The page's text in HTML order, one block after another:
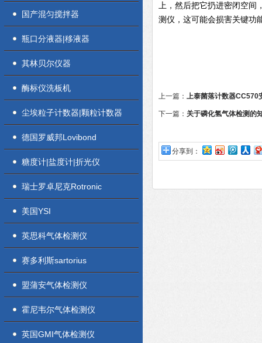
国产混匀搅拌器
瓶口分液器|移液器
其林贝尔仪器
酶标仪洗板机
尘埃粒子计数器|颗粒计数器
德国罗威邦Lovibond
糖度计|盐度计|折光仪
瑞士罗卓尼克Rotronic
美国YSI
英思科气体检测仪
赛多利斯sartorius
盟蒲安气体检测仪
霍尼韦尔气体检测仪
英国GMI气体检测仪
上，然后把它扔进密闭空间
测仪，这可能会损害关键功
上一篇： 上泰菌落计数器CC570
下一篇： 关于磷化氢气体检测的
分享到：